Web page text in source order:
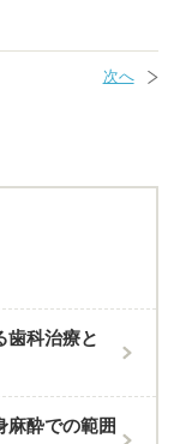
次へ
歯科治療と
麻酔での範囲